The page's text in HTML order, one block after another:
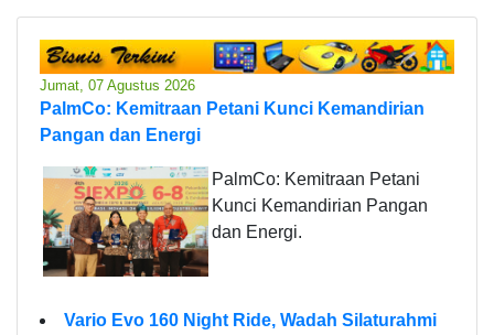
Jumat, 07 Agustus 2026
PalmCo: Kemitraan Petani Kunci Kemandirian
Pangan dan Energi
PalmCo: Kemitraan Petani
Kunci Kemandirian Pangan
dan Energi.
Vario Evo 160 Night Ride, Wadah Silaturahmi